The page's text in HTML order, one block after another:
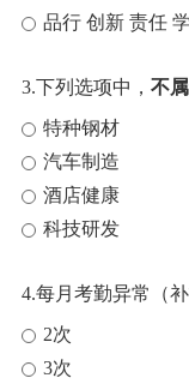
3.下列选项中， 不
特种钢材
汽车制造
酒店健康
科技研发
4.每月考勤异常（
2次
3次